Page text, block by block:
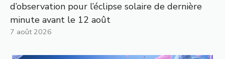
d’observation pour l’éclipse solaire de dernière
minute avant le 12 août
7 août 2026